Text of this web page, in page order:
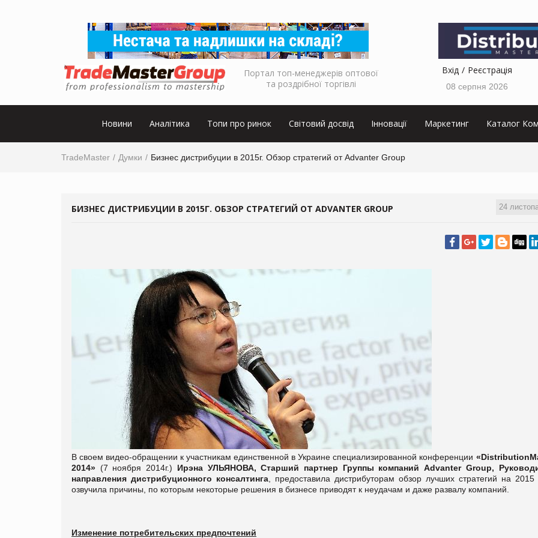
Портал топ-менеджерів оптової
та роздрібної торгівлі
Вхід Реєстрація
08 серпня 2026
Новини Аналітика Топи про ринок Світовий досвід Інновації Маркетинг Каталог
TradeMaster Думки Бизнес дистрибуции в 2015г. Обзор стратегий от Advanter Group
24
БИЗНЕС ДИСТРИБУЦИИ В 2015Г. ОБЗОР СТРАТЕГИЙ ОТ ADVANTER GROUP
В своем видео-обращении к участникам единственной в Украине специализированной конференции
2014» (7 ноября 2014г.) Ирэна УЛЬЯНОВА, Старший партнер Группы компаний Advanter Group,
направления дистрибуционного консалтинга, предоставила дистрибуторам обзор лучших стратегий на 2015
озвучила причины, по которым некоторые решения в бизнесе приводят к неудачам и даже развалу компаний.
Изменение потребительских предпочтений